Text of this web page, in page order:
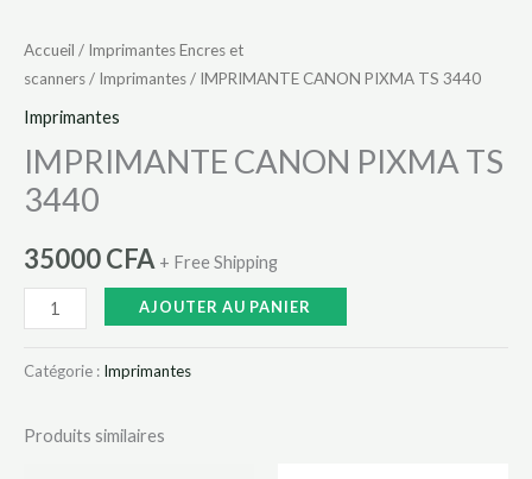
Accueil / Imprimantes Encres et
scanners/ Imprimantes/ IMPRIMANTE CANON PIXMA TS 3440
Imprimantes
IMPRIMANTE CANON PIXMA TS
3440
35000CFA + Free Shipping
AJOUTER AU PANIER
Catégorie : Imprimantes
Produits similaires